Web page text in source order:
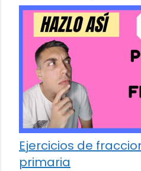
Ejercicios de
primaria